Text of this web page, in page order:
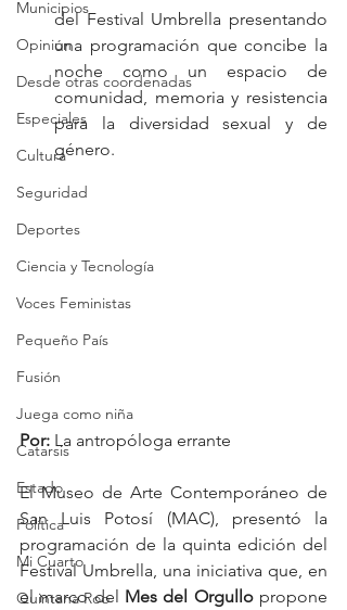
Municipios
Opinión
Desde otras coordenadas
Especiales
Cultura
Seguridad
Deportes
Ciencia y Tecnología
Voces Feministas
Pequeño País
Fusión
Juega como niña
Catarsis
Estado
Política
Mi Cuarto
Quintana Roo
del Festival Umbrella presentando
una programación que concibe la
noche como un espacio de
comunidad, memoria y resistencia
para la diversidad sexual y de
género.
Por: La antropóloga errante
El Museo de Arte Contemporáneo de
San Luis Potosí (MAC), presentó la
programación de la quinta edición del
Festival Umbrella, una iniciativa que, en
el marco del Mes del Orgullo propone